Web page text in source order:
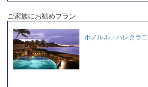
ご家族にお勧めプラン
ホノルル・ハレクラ